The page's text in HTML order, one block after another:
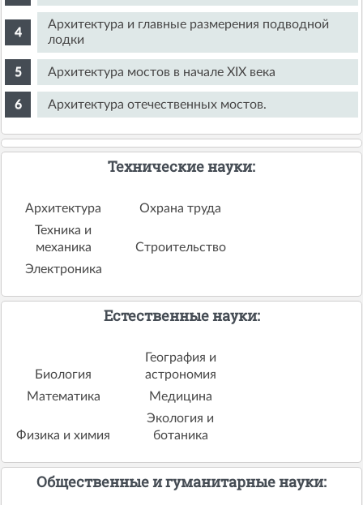
Архитектура и главные размерения подводной
лодки
Архитектура мостов в начале XIX века
Архитектура отечественных мостов.
Технические науки:
Архитектура
Охрана труда
Техника и
механика
Строительство
Электроника
Естественные науки:
Биология
География и
астрономия
Математика
Медицина
Физика и химия
Экология и
ботаника
Общественные и гуманитарные науки: